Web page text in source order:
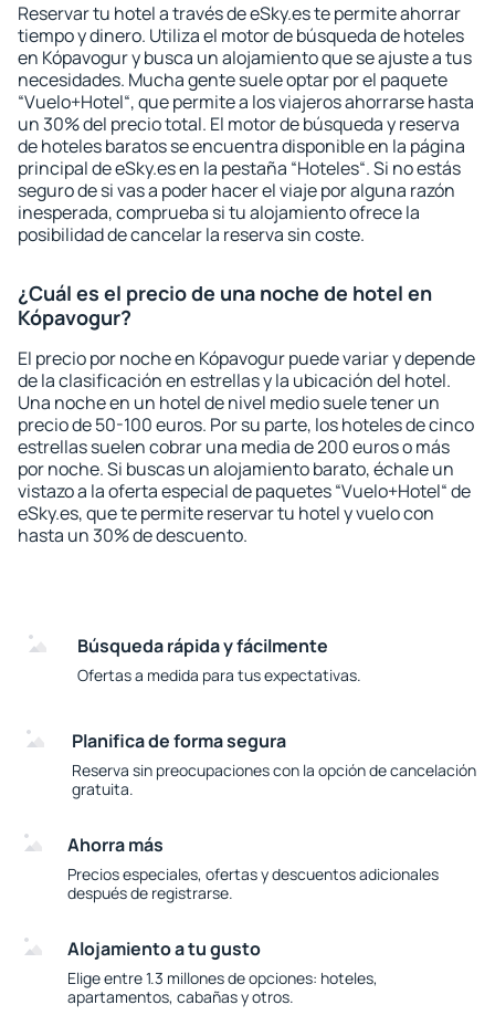
Reservar tu hotel a través de eSky.es te permite ahorrar
tiempo y dinero. Utiliza el motor de búsqueda de hoteles
en Kópavogur y busca un alojamiento que se ajuste a tus
necesidades. Mucha gente suele optar por el paquete
“Vuelo+Hotel“, que permite a los viajeros ahorrarse hasta
un 30% del precio total. El motor de búsqueda y reserva
de hoteles baratos se encuentra disponible en la página
principal de eSky.es en la pestaña “Hoteles“. Si no estás
seguro de si vas a poder hacer el viaje por alguna razón
inesperada, comprueba si tu alojamiento ofrece la
posibilidad de cancelar la reserva sin coste.
¿Cuál es el precio de una noche de hotel en
Kópavogur?
El precio por noche en Kópavogur puede variar y depende
de la clasificación en estrellas y la ubicación del hotel.
Una noche en un hotel de nivel medio suele tener un
precio de 50-100 euros. Por su parte, los hoteles de cinco
estrellas suelen cobrar una media de 200 euros o más
por noche. Si buscas un alojamiento barato, échale un
vistazo a la oferta especial de paquetes “Vuelo+Hotel“ de
eSky.es, que te permite reservar tu hotel y vuelo con
hasta un 30% de descuento.
Búsqueda rápida y fácilmente
Ofertas a medida para tus expectativas.
Planifica de forma segura
Reserva sin preocupaciones con la opción de cancelación
gratuita.
Ahorra más
Precios especiales, ofertas y descuentos adicionales
después de registrarse.
Alojamiento a tu gusto
Elige entre 1.3 millones de opciones: hoteles,
apartamentos, cabañas y otros.